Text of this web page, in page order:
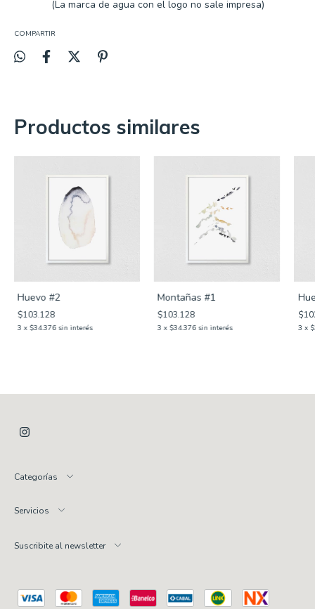
(La marca de agua con el logo no sale impresa)
COMPARTIR
Productos similares
Huevo #2
$103.128
3 x $34.376 sin interés
Montañas #1
$103.128
3 x$34.376 sin interés 3 x
Categorías
Servicios
Suscribite al newsletter